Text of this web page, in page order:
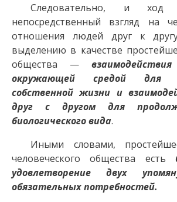
Следовательно, и ход
непосредственный взгляд на
отношения людей друг к
выделению в качестве
общества —
окружающей средой для
собственной жизни и
друг с другом для
биологического вида.
Иными словами,
человеческого общества есть
удовлетворение двух
обязательных потребностей.